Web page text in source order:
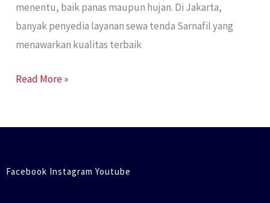
menentu, baik panas maupun hujan. Di Jakarta,
banyak penyedia layanan sewa tenda Sarnafil yang
menawarkan kualitas terbaik
Read More »
Facebook Instagram Youtube